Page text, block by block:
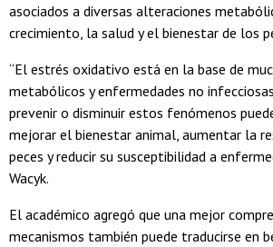
asociados a diversas alteraciones
crecimiento, la salud y el bienestar de los
“El estrés oxidativo está en la base de
metabólicos y enfermedades no
prevenir o disminuir estos fenómenos
mejorar el bienestar animal, aumentar la
peces y reducir su susceptibilidad a
Wacyk.
El académico agregó que una mejor
mecanismos también puede traducirse en